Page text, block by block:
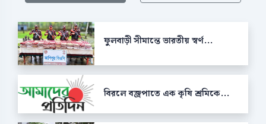
ফুলবাড়ী সীমান্তে ভারতীয় স্বর্ণ...
বিরলে বজ্রপাতে এক কৃষি শ্রমিকে...